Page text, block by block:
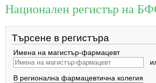
Национален регистър на
Търсене в регистъра
Имена на магистър-фармацевт
В регионална фармацевтична колегия